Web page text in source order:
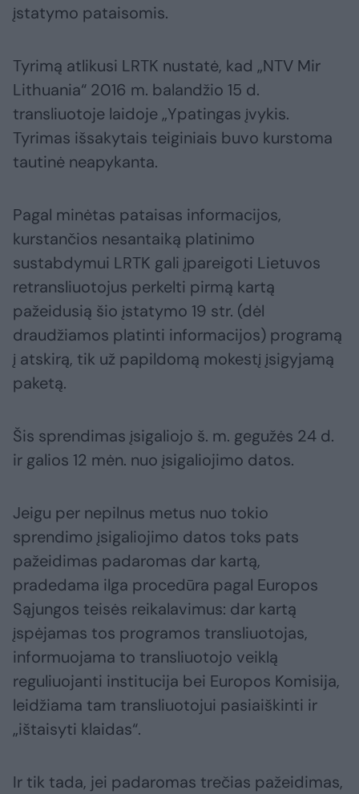
įstatymo pataisomis.
Tyrimą atlikusi LRTK nustatė, kad „NTV Mir
Lithuania“ 2016 m. balandžio 15 d.
transliuotoje laidoje „Ypatingas įvykis.
Tyrimas išsakytais teiginiais buvo kurstoma
tautinė neapykanta.
Pagal minėtas pataisas informacijos,
kurstančios nesantaiką platinimo
sustabdymui LRTK gali įpareigoti Lietuvos
retransliuotojus perkelti pirmą kartą
pažeidusią šio įstatymo 19 str. (dėl
draudžiamos platinti informacijos) programą
į atskirą, tik už papildomą mokestį įsigyjamą
paketą.
Šis sprendimas įsigaliojo š. m. gegužės 24 d.
ir galios 12 mėn. nuo įsigaliojimo datos.
Jeigu per nepilnus metus nuo tokio
sprendimo įsigaliojimo datos toks pats
pažeidimas padaromas dar kartą,
pradedama ilga procedūra pagal Europos
Sąjungos teisės reikalavimus: dar kartą
įspėjamas tos programos transliuotojas,
informuojama to transliuotojo veiklą
reguliuojanti institucija bei Europos Komisija,
leidžiama tam transliuotojui pasiaiškinti ir
„ištaisyti klaidas“.
Ir tik tada, jei padaromas trečias pažeidimas,